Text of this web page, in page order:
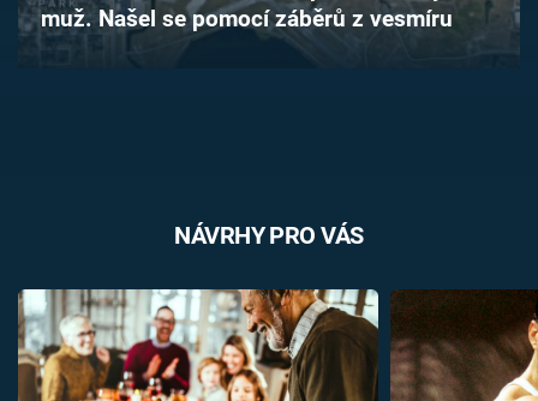
Přihlášení
muž. Našel se pomocí záběrů z vesmíru
NÁVRHY PRO VÁS